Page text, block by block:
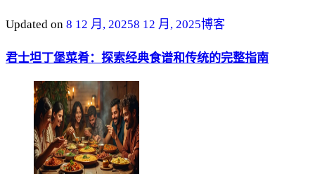
Updated on 8 12 月, 20258 12 月, 2025博客
君士坦丁堡菜肴：探索经典食谱和传统的完整指南